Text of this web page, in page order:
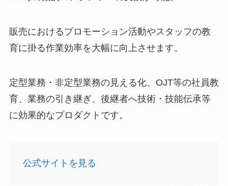
販売におけるプロモーション活動やスタッフの教
育に掛る作業効率を大幅に向上させます。
定型業務・非定型業務の見える化、OJT等の社員教
育、業務の引き継ぎ、後継者へ技術・技能伝承等
に効果的なプロダクトです。
公式サイトを見る